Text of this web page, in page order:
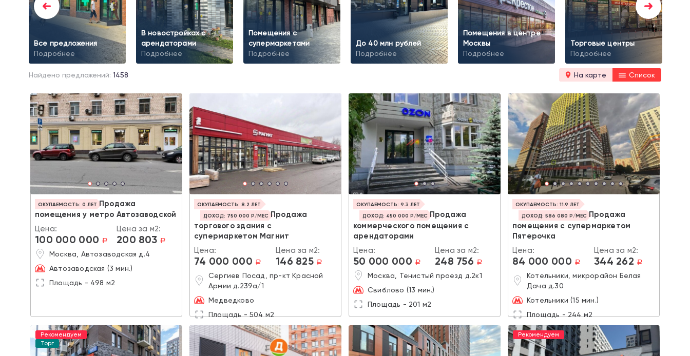
Все предложения
Подробнее
В новостройках с
арендаторами
Подробнее
Помещения с
супермаркетами
Подробнее
До 40 млн рублей
Подробнее
Помещения в центре
Москвы
Подробнее
Торговые центры
Подробнее
Найдено предложений: 1458 На карте Список
ОКУПАЕМОСТЬ: 0 ЛЕТ Продажа
помещения у метро Автозаводской
Цена:
100 000 000 a
Цена за м2:
200 803 a
Москва, Автозаводская д.4
Автозаводская (3 мин.)
Площадь - 498 м2
ОКУПАЕМОСТЬ: 8.2 ЛЕТ
ДОХОД: 750 000 Р/МЕС Продажа
торгового здания с
супермаркетом Магнит
Цена:
74 000 000 a
Цена за м2:
146 825 a
Сергиев Посад, пр-кт Красной
Армии д.239а/1
Медведково
Площадь - 504 м2
ОКУПАЕМОСТЬ: 9.3 ЛЕТ
ДОХОД: 450 000 Р/МЕС Продажа
коммерческого помещения с
арендаторами
Цена:
50 000 000 a
Цена за м2:
248 756 a
Москва, Тенистый проезд д.2к1
Свиблово (13 мин.)
Площадь - 201 м2
ОКУПАЕМОСТЬ: 11.9 ЛЕТ
ДОХОД: 586 080 Р/МЕС Продажа
помещения с супермаркетом
Пятерочка
Цена:
84 000 000 a
Цена за м2:
344 262 a
Котельники, микрорайон Белая
Дача д.30
Котельники (15 мин.)
Площадь - 244 м2
Рекомендуем
Торг
Рекомендуем